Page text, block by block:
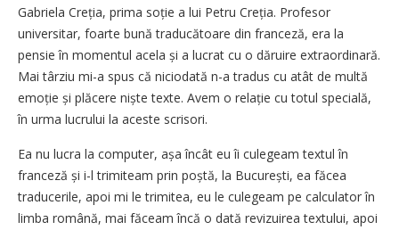
Gabriela Creția, prima soție a lui Petru Creția. Profesor
universitar, foarte bună traducătoare din franceză, era la
pensie în momentul acela și a lucrat cu o dăruire extraordinară.
Mai târziu mi-a spus că niciodată n-a tradus cu atât de multă
emoție și plăcere niște texte. Avem o relație cu totul specială,
în urma lucrului la aceste scrisori.
Ea nu lucra la computer, așa încât eu îi culegeam textul în
franceză și i-l trimiteam prin poștă, la București, ea făcea
traducerile, apoi mi le trimitea, eu le culegeam pe calculator în
limba română, mai făceam încă o dată revizuirea textului, apoi